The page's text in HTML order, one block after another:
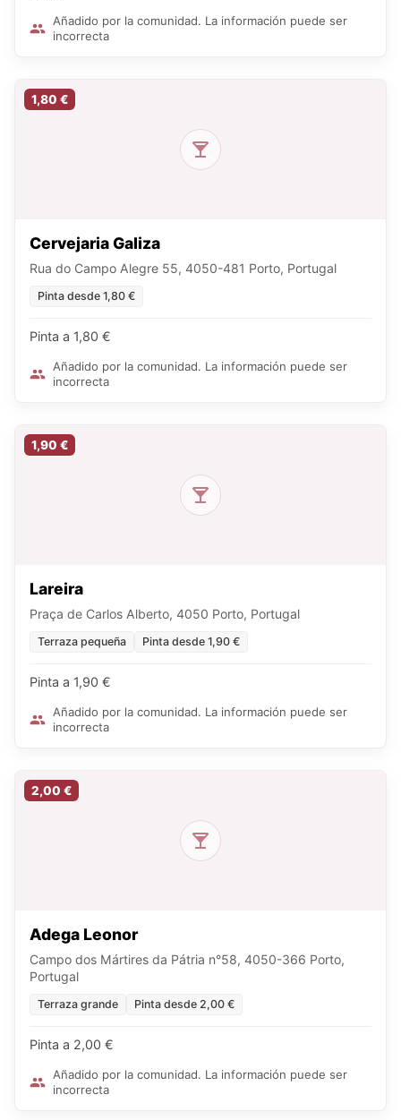
Añadido por la comunidad. La información puede ser
incorrecta
1,80 €
Cervejaria Galiza
Rua do Campo Alegre 55, 4050-481 Porto, Portugal
Pinta desde 1,80 €
Pinta a 1,80 €
Añadido por la comunidad. La información puede ser
incorrecta
1,90 €
Lareira
Praça de Carlos Alberto, 4050 Porto, Portugal
Terraza pequeña Pinta desde 1,90 €
Pinta a 1,90 €
Añadido por la comunidad. La información puede ser
incorrecta
2,00 €
Adega Leonor
Campo dos Mártires da Pátria n°58, 4050-366 Porto,
Portugal
Terraza grande Pinta desde 2,00 €
Pinta a 2,00 €
Añadido por la comunidad. La información puede ser
incorrecta